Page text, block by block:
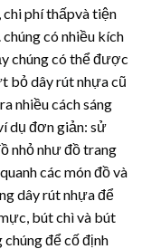
chi phí thấpvà tiện
có nhiều kích
chúng có thể được
bỏdây rút nhựacũ
nhiều cách sáng
dụ đơn giản: sử
nhỏ như đồ trang
các món đồ và
dây rút nhựađể
bút chì và bút
chúng để cố định